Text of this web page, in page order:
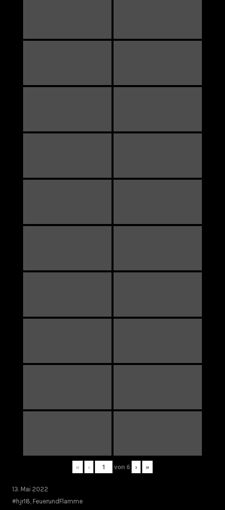
« ‹ von 6 › »
13. Mai 2022
#hjr18 FeuerundFlamme